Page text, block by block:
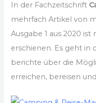
In der Fachzeitschrift
mehrfach Artikel von
Ausgabe 1 aus 2020
erschienen. Es geht in
berichte über die
erreichen, bereisen